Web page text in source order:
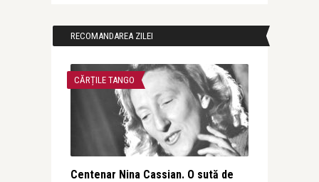
RECOMANDAREA ZILEI
CĂRȚILE TANGO
Centenar Nina Cassian. O sută de